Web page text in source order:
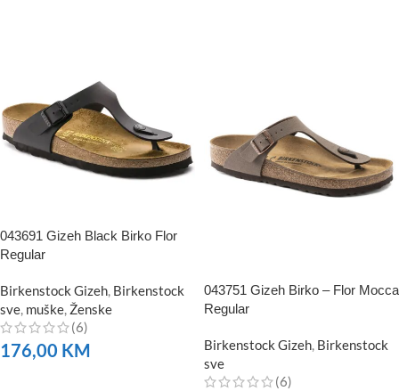
043691 Gizeh Black Birko Flor
Regular
Birkenstock Gizeh, Birkenstock
sve, muške, Ženske
(6)
176,00 KM
043751 Gizeh Birko – Flor Mocca
Regular
Birkenstock Gizeh, Birkenstock
sve
(6)